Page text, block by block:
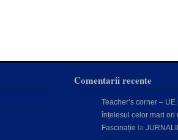
Comentarii recente
Teacher’s corner – UE
înțelesul celor mari ori
Fascinație la